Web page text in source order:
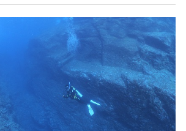
上記承諾ください。
閉じる